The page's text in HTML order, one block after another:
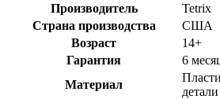
Производитель
Tetrix
Страна производства
США
Возраст
14+
Гарантия
6
Материал
детали